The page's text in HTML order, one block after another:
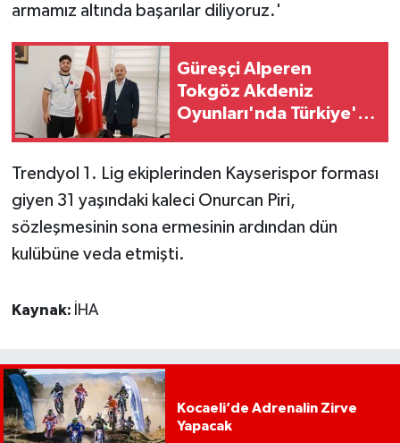
armamız altında başarılar diliyoruz.'
Güreşçi Alperen
Tokgöz Akdeniz
Oyunları'nda Türkiye'yi
Trendyol 1. Lig ekiplerinden Kayserispor forması
giyen 31 yaşındaki kaleci Onurcan Piri,
sözleşmesinin sona ermesinin ardından dün
kulübüne veda etmişti.
Kaynak: İHA
Kocaeli’de Adrenalin Zirve
Yapacak